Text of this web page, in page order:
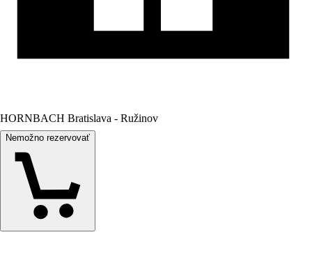
HORNBACH Bratislava - Ružinov
Nemožno rezervovať